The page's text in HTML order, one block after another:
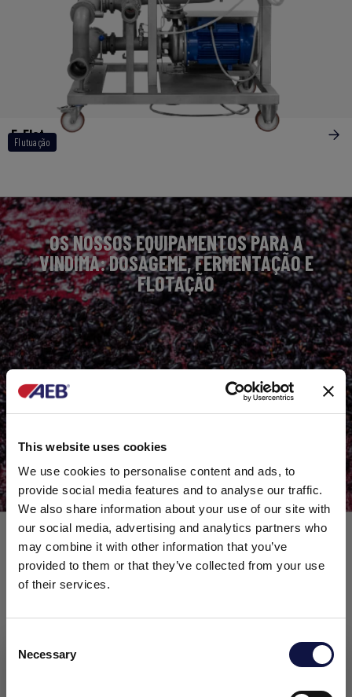
This website uses cookies
We use cookies to personalise content and ads, to
provide social media features and to analyse our traffic.
We also share information about your use of our site with
our social media, advertising and analytics partners who
may combine it with other information that you’ve
provided to them or that they’ve collected from your use
of their services.
Selection
Necessary
Este site destina-se a um público empresarial.
Flutuação
E-Flot
OS NOSSOS EQUIPAMENTOS PARA A
VINDIMA: DOSAGEME, FERMENTAÇÃO E
FLOTAÇÃO
SAIBA MAIS